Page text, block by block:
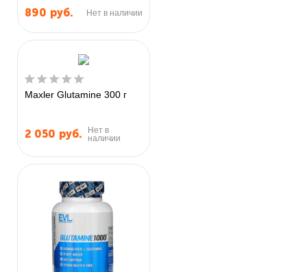
890 руб. Нет в наличии
Maxler Glutamine 300 г
2 050 руб.
Нет в
наличии